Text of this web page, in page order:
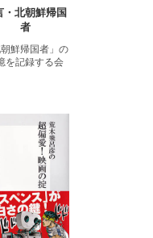
・北朝鮮帰国
者
朝鮮帰国者」の
を記録する会